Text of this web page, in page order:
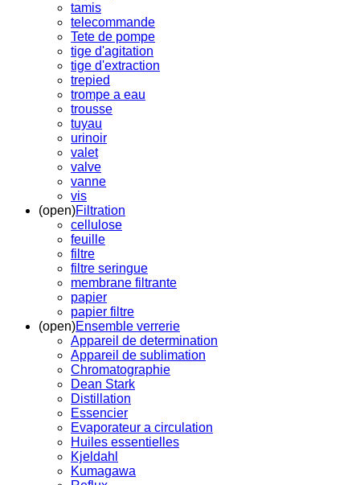
tamis
telecommande
Tete de pompe
tige d'agitation
tige d'extraction
trepied
trompe a eau
trousse
tuyau
urinoir
valet
valve
vanne
vis
(open)Filtration
cellulose
feuille
filtre
filtre seringue
membrane filtrante
papier
papier filtre
(open)Ensemble verrerie
Appareil de determination
Appareil de sublimation
Chromatographie
Dean Stark
Distillation
Essencier
Evaporateur a circulation
Huiles essentielles
Kjeldahl
Kumagawa